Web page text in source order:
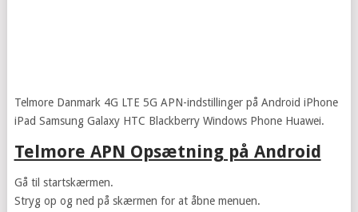
Telmore Danmark 4G LTE 5G APN-indstillinger på Android iPhone
iPad Samsung Galaxy HTC Blackberry Windows Phone Huawei.
Telmore APN Opsætning på Android
Gå til startskærmen.
Stryg op og ned på skærmen for at åbne menuen.